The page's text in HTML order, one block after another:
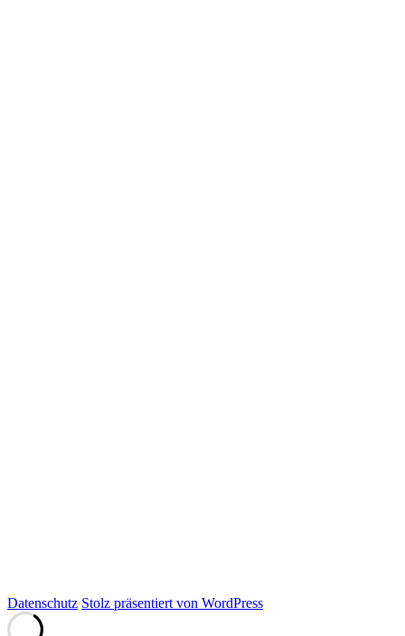
Datenschutz Stolz präsentiert von WordPress